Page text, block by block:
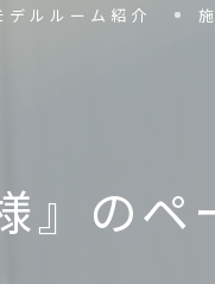
デルルーム紹介
』のペ